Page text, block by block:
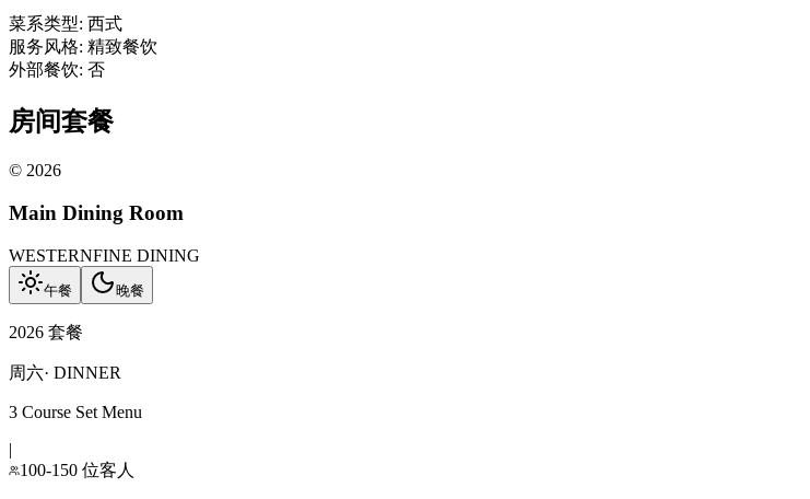
菜系类型: 西式
服务风格: 精致餐饮
外部餐饮: 否
房间套餐
© 2026
Main Dining Room
WESTERNFINE DINING
午餐 晚餐
2026 套餐
周六· DINNER
3 Course Set Menu
|
100-150 位客人